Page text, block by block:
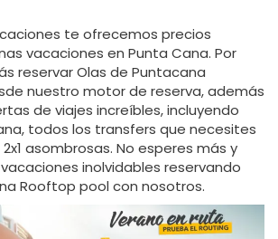
te ofrecemos precios
vacaciones en Punta Cana. Por
reservar Olas de Puntacana
nuestro motor de reserva, además
de viajes increíbles, incluyendo
todos los transfers que necesites
asombrosas. No esperes más y
inolvidables reservando
Rooftop pool con nosotros.